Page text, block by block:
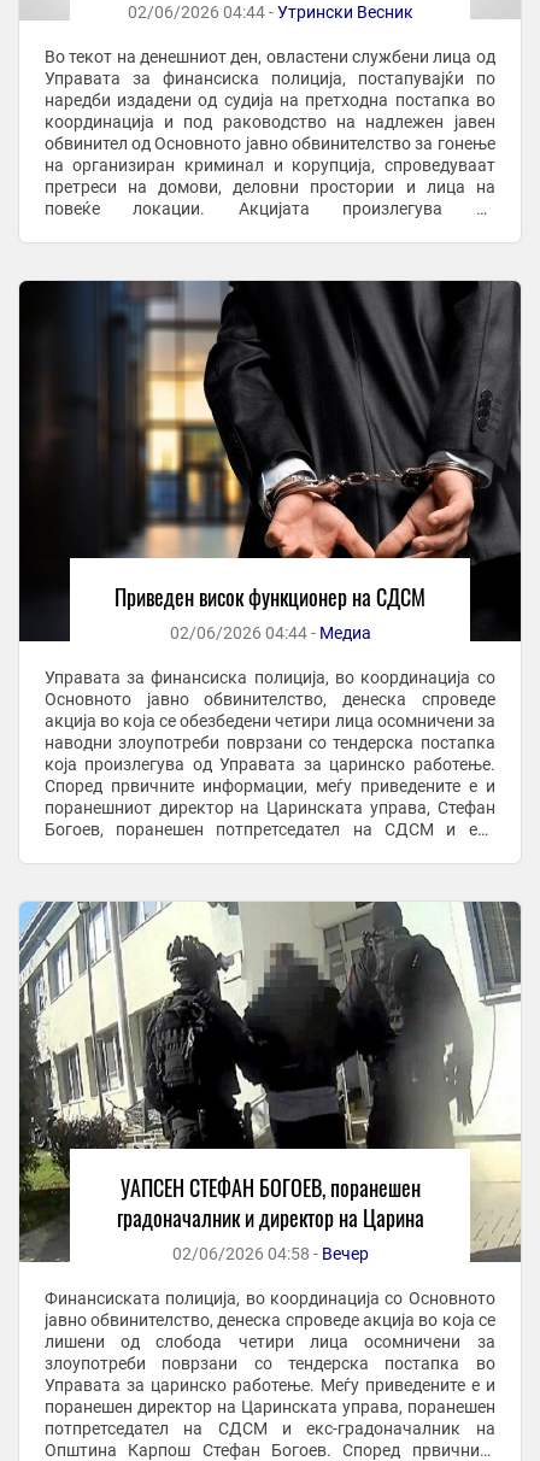
02/06/2026 04:44 -Утрински Весник
Во текот на денешниот ден, овластени службени лица од
Управата за финансиска полиција, постапувајќи по
наредби издадени од судија на претходна постапка во
координација и под раководство на надлежен јавен
обвинител од Основното јавно обвинителство за гонење
на организиран криминал и корупција, спроведуваат
претреси на домови, деловни простории и лица на
повеќе локации. Акцијата произлегува од
Приведен висок функционер на СДСМ
02/06/2026 04:44 - Медиа
Управата за финансиска полиција, во координација со
Основното јавно обвинителство, денеска спроведе
акција во која се обезбедени четири лица осомничени за
наводни злоупотреби поврзани со тендерска постапка
која произлегува од Управата за царинско работење.
Според првичните информации, меѓу приведените е и
поранешниот директор на Царинската управа, Стефан
Богоев, поранешен потпретседател на СДСМ и екс
УАПСЕН СТЕФАН БОГОЕВ, поранешен
градоначалник и директор на Царина
02/06/2026 04:58 - Вечер
Финансиската полиција, во координација со Основното
јавно обвинителство, денеска спроведе акција во која се
лишени од слобода четири лица осомничени за
злоупотреби поврзани со тендерска постапка во
Управата за царинско работење. Меѓу приведените е и
поранешен директор на Царинската управа, поранешен
потпретседател на СДСМ и екс-градоначалник на
Општина Карпош Стефан Богоев. Според првичните